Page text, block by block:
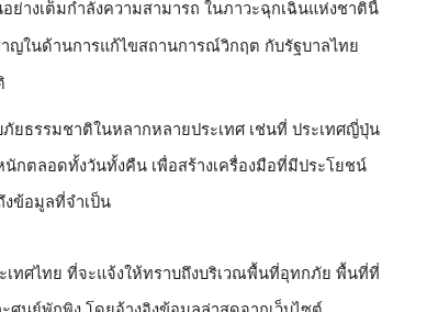
างเต็มกำลังความสามารถ ในภาวะฉุกเฉินแห่งชาตินี้
ญในด้านการแก้ไขสถานการณ์วิกฤต กับรัฐบาลไทย
ยธรรมชาติในหลากหลายประเทศ เช่นที่ ประเทศญี่ปุ่น
กตลอดทั้งวันทั้งคืน เพื่อสร้างเครื่องมือที่มีประโยชน์
งข้อมูลที่จำเป็น
เทศไทย ที่จะแจ้งให้ทราบถึงบริเวณพื้นที่อุทกภัย พื้นที่ที่